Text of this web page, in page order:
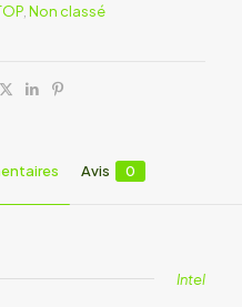
, Non classé
Avis 0
Intel